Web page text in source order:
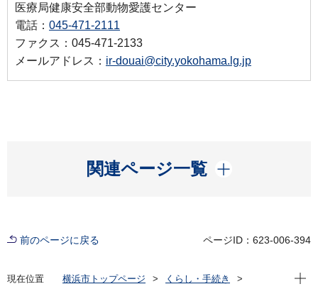
医療局健康安全部動物愛護センター
電話： 045-471-2111
ファクス：045-471-2133
メールアドレス： ir-douai@city.yokohama.lg.jp
関連ページ一覧
開く
前のページに戻る ページID：623-006-394
現在位置 横浜市トップページ
くらし・手続き
現在